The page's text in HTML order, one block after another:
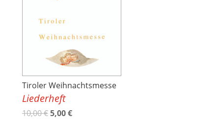
Tiroler Weihnachtsmesse
Liederheft
10,00€5,00€